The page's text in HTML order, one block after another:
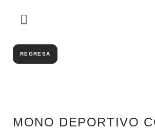
REGRESA
MONO DEPORTIVO